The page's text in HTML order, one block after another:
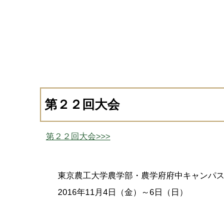
第２２回大会
第２２回大会>>>
東京農工大学農学部・農学府府中キャンパス
2016年11月4日（金）～6日（日）